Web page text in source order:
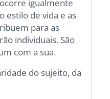
igualmente
estilo de vida e as
para as
individuais. São
com a sua.
do sujeito, da